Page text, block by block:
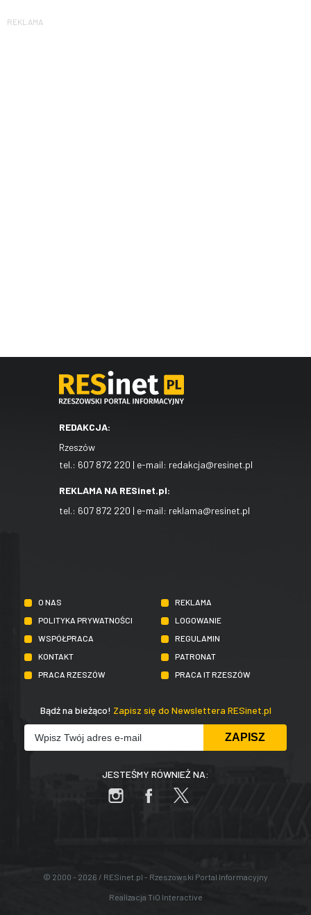
REKLAMA
REDAKCJA:
Rzeszów
tel.: 607 872 220 | e-mail: redakcja@resinet.pl
REKLAMA NA RESinet.pl:
tel.: 607 872 220 | e-mail: reklama@resinet.pl
O NAS
REKLAMA
POLITYKA PRYWATNOŚCI
LOGOWANIE
WSPÓŁPRACA
REGULAMIN
KONTAKT
PATRONAT
PRACA RZESZÓW
PRACA IT RZESZÓW
Bądź na bieżąco! Zapisz się do Newslettera RESinet.pl
JESTEŚMY RÓWNIEŻ NA:
© 2000 - 2026 / RESinet.pl - Rzeszowski Portal Informacyjny
Realizacja TiO Interactive